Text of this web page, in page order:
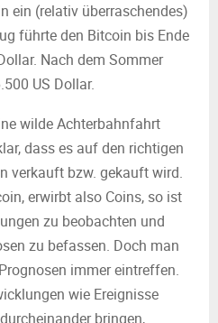
ein (relativ überraschendes)
führte den Bitcoin bis Ende
Nach dem Sommer
US Dollar.
wilde Achterbahnfahrt
dass es auf den richtigen
verkauft bzw. gekauft wird.
erwirbt also Coins, so ist
zu beobachten und
zu befassen. Doch man
immer eintreffen.
wie Ereignisse
bringen,